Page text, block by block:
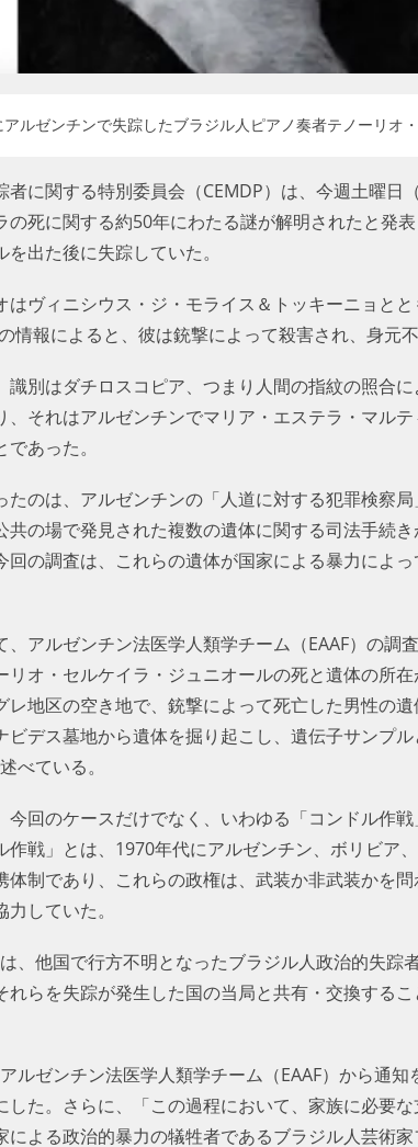
アルゼンチンで失踪したブラジル人ピアノ奏者テノーリ
者に関する特別委員会（CEMDP）は、今週土曜
の死に関する約50年にわたる謎が解明されたと発
を出た後に失踪していた。
はヴィニシウス・ジ・モライス＆トッキーニョと
情報によると、彼は銃撃によって殺害され、身元
識別はダチロスコピア、つまり人間の指紋の照合
、それはアルゼンチンでマリア・エステラ・マル
あった。
たのは、アルゼンチンの「人道に対する犯罪検察
共の場で発見された複数の遺体に関する司法手続
回の調査は、これらの遺体が国家による暴力によ
、アルゼンチン法医学人類学チーム（EAAF）の
リオ・セルケイラ・ジュニオールの死と遺体の所
レ地区の空き地で、銃撃によって死亡した男性の
ビデス墓地から遺体を掘り起こし、遺伝子サンプ
べている。
今回のケースだけでなく、いわゆる「コンドル作
作戦」とは、1970年代にアルゼンチン、ボリビア
体制であり、これらの政権は、武装か非武装かを
していた。
、他国で行方不明となったブラジル人政治的失
れらを失踪が発生した国の当局と共有・交換する
ルゼンチン法医学人類学チーム（EAAF）から通
にした。さらに、「この過程において、家族に必
家による政治的暴力の犠牲者であるブラジル人芸